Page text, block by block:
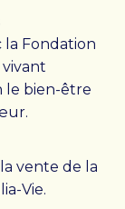
la Fondation
vivant
le bien-être
vente de la
Vie.